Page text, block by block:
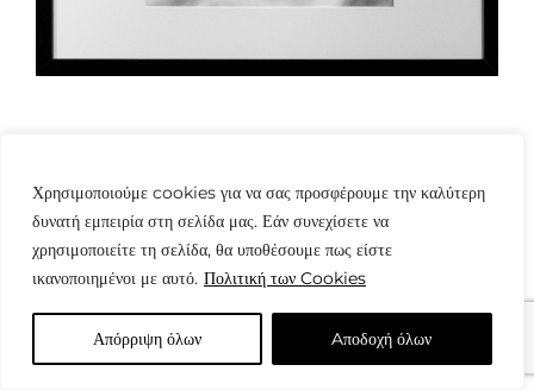
Χρησιμοποιούμε cookies για να σας προσφέρουμε την καλύτερη
δυνατή εμπειρία στη σελίδα μας. Εάν συνεχίσετε να
χρησιμοποιείτε τη σελίδα, θα υποθέσουμε πως είστε
ικανοποιημένοι με αυτό. Πολιτική των Cookies
Απόρριψη όλων Aποδοχή όλων
© Copyright: www.fotografes.gr - Δαμιανός Μωραΐτης